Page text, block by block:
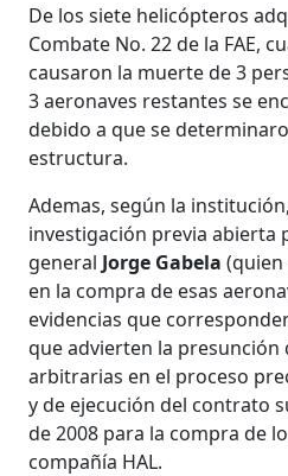
De los siete helicópteros
Combate No. 22 de la FAE,
causaron la muerte de 3
3 aeronaves restantes se
debido a que se
estructura.
Ademas, según la
investigación previa abierta
general Jorge Gabela
en la compra de esas
evidencias que
que advierten la presunción
arbitrarias en el proceso
y de ejecución del contrato
de 2008 para la compra de
compañía HAL.